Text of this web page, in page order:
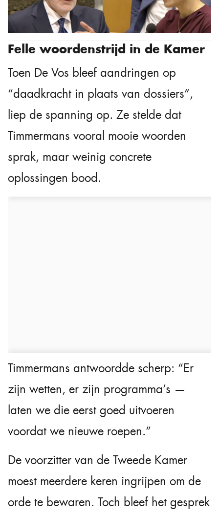
Felle woordenstrijd in de Kamer
Toen De Vos bleef aandringen op
“daadkracht in plaats van dossiers”,
liep de spanning op. Ze stelde dat
Timmermans vooral mooie woorden
sprak, maar weinig concrete
oplossingen bood.
Timmermans antwoordde scherp: “Er
zijn wetten, er zijn programma’s —
laten we die eerst goed uitvoeren
voordat we nieuwe roepen.”
De voorzitter van de Tweede Kamer
moest meerdere keren ingrijpen om de
orde te bewaren. Toch bleef het gesprek